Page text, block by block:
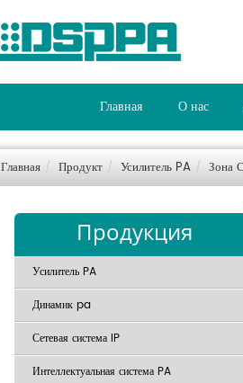
Главная О нас
Главная Продукт Усилитель PA Зона
Продукция
Усилитель PA
Динамик pa
Сетевая система IP
Интеллектуальная система PA